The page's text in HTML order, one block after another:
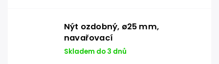
Nýt ozdobný, ø25 mm,
navařovací
Skladem do 3 dnů